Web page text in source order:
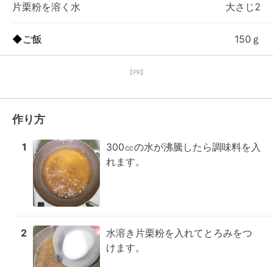
片栗粉を溶く水 大さじ2
◆ご飯 150ｇ
【PR】
作り方
1
300㏄の水が沸騰したら調味料を入
れます。
2
水溶き片栗粉を入れてとろみをつ
けます。